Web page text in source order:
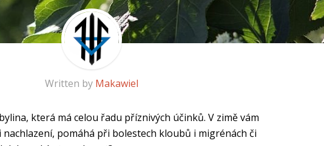
Written by Makawiel
která má celou řadu příznivých účinků. V zimě vám
pomáhá při bolestech kloubů i migrénách či